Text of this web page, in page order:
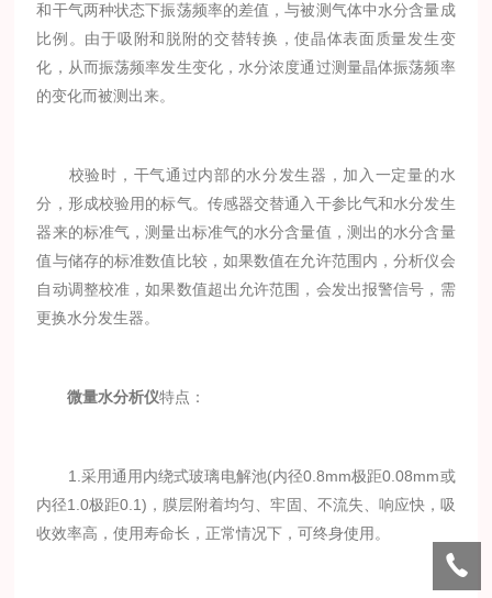
和干气两种状态下振荡频率的差值，与被测气体中水分含量成
比例。由于吸附和脱附的交替转换，使晶体表面质量发生变
化，从而振荡频率发生变化，水分浓度通过测量晶体振荡频率
的变化而被测出来。
校验时，干气通过内部的水分发生器，加入一定量的水
分，形成校验用的标气。传感器交替通入干参比气和水分发生
器来的标准气，测量出标准气的水分含量值，测出的水分含量
值与储存的标准数值比较，如果数值在允许范围内，分析仪会
自动调整校准，如果数值超出允许范围，会发出报警信号，需
更换水分发生器。
微量水分析仪特点：
1.采用通用内绕式玻璃电解池(内径0.8mm极距0.08mm或
内径1.0极距0.1)，膜层附着均匀、牢固、不流失、响应快，吸
收效率高，使用寿命长，正常情况下，可终身使用。